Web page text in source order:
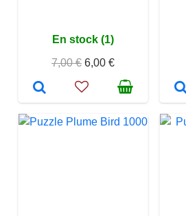
En stock (1)
7,00 € 6,00 €